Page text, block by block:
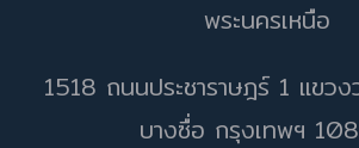
พระนครเหนือ
1518 ถนนประชาราษฎร์ 1 แขว
บางซื่อ กรุงเทพฯ